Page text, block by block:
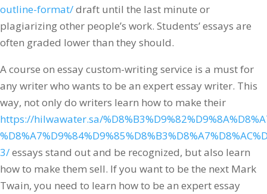
outline-format/draft until the last minute or
plagiarizing other people’s work. Students’ essays are
often graded lower than they should.
A course on essay custom-writing service is a must for
any writer who wants to be an expert essay writer. This
way, not only do writers learn how to make their
https://hilwawater.sa/
3/essays stand out and be recognized, but also learn
how to make them sell. If you want to be the next Mark
Twain, you need to learn how to be an expert essay